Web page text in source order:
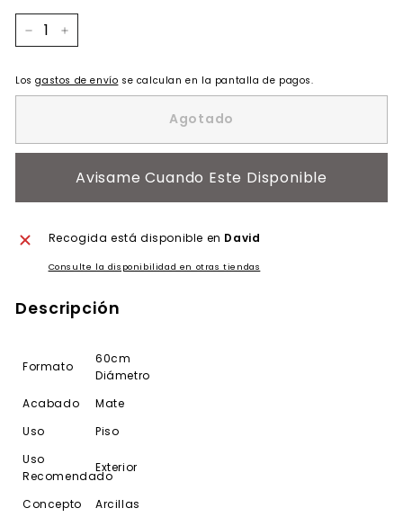
Losgastos de envío se calculan en la pantalla de pagos.
Agotado
Avisame Cuando Este Disponible
Recogida está disponible en David
Consulte la disponibilidad en otras tiendas
Descripción
Formato
60cm
Diámetro
Acabado
Mate
Uso
Piso
Uso
Recomendado
Exterior
Concepto Arcillas